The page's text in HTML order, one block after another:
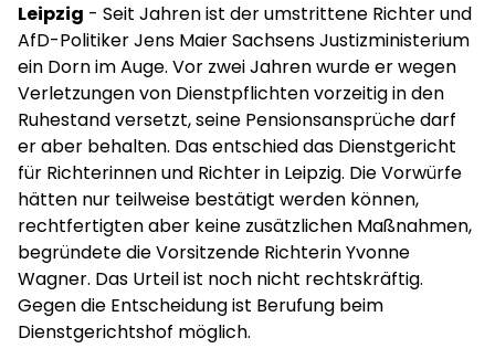
Leipzig - Seit Jahren ist der umstrittene Richter und
AfD-Politiker Jens Maier Sachsens Justizministerium
ein Dorn im Auge. Vor zwei Jahren wurde er wegen
Verletzungen von Dienstpflichten vorzeitig in den
Ruhestand versetzt, seine Pensionsansprüche darf
er aber behalten. Das entschied das Dienstgericht
für Richterinnen und Richter in Leipzig. Die Vorwürfe
hätten nur teilweise bestätigt werden können,
rechtfertigten aber keine zusätzlichen Maßnahmen,
begründete die Vorsitzende Richterin Yvonne
Wagner. Das Urteil ist noch nicht rechtskräftig.
Gegen die Entscheidung ist Berufung beim
Dienstgerichtshof möglich.